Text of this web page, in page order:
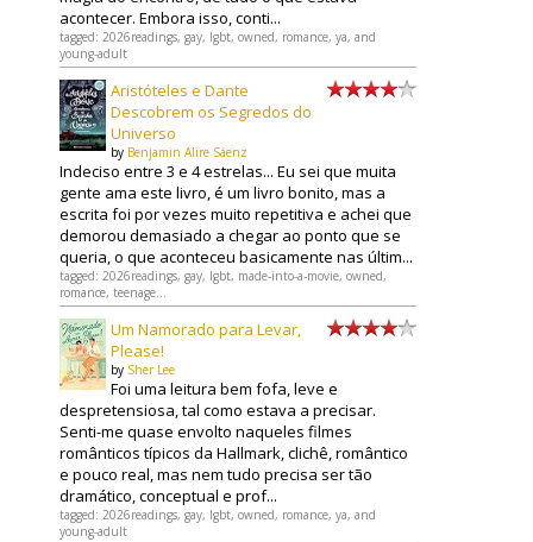
acontecer. Embora isso, conti...
tagged: 2026readings, gay, lgbt, owned, romance, ya, and
young-adult
Aristóteles e Dante
Descobrem os Segredos do
Universo
by Benjamin Alire Sáenz
Indeciso entre 3 e 4 estrelas... Eu sei que muita
gente ama este livro, é um livro bonito, mas a
escrita foi por vezes muito repetitiva e achei que
demorou demasiado a chegar ao ponto que se
queria, o que aconteceu basicamente nas últim...
tagged: 2026readings, gay, lgbt, made-into-a-movie, owned,
romance, teenage...
Um Namorado para Levar,
Please!
by Sher Lee
Foi uma leitura bem fofa, leve e
despretensiosa, tal como estava a precisar.
Senti-me quase envolto naqueles filmes
românticos típicos da Hallmark, clichê, romântico
e pouco real, mas nem tudo precisa ser tão
dramático, conceptual e prof...
tagged: 2026readings, gay, lgbt, owned, romance, ya, and
young-adult